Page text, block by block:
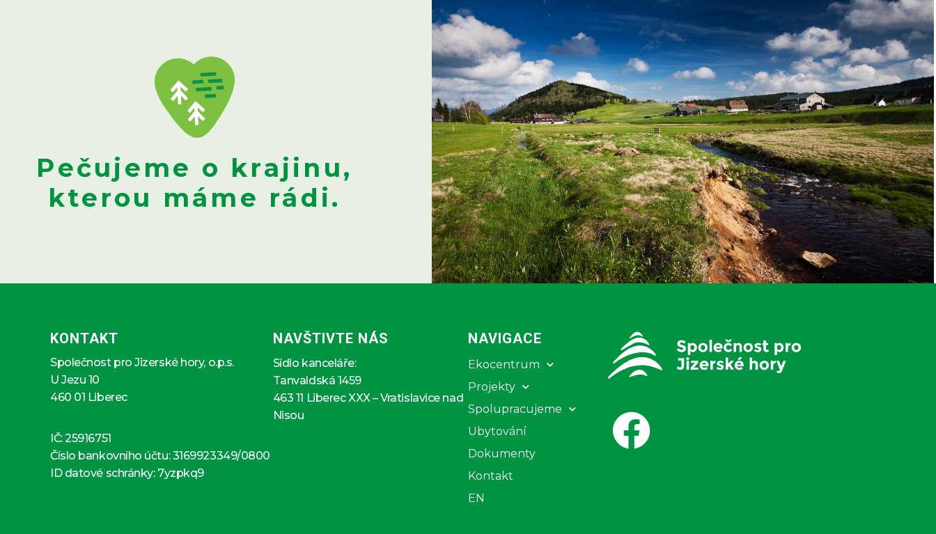
Pečujeme o krajinu,
kterou máme rádi.
KONTAKT
Společnost pro Jizerské hory, o.p.s.
U Jezu 10
460 01 Liberec
IČ: 25916751
Číslo bankovního účtu: 3169923349/0800
ID datové schránky: 7yzpkq9
NAVŠTIVTE NÁS
Sídlo kanceláře:
Tanvaldská 1459
463 11 Liberec XXX – Vratislavice nad
Nisou
NAVIGACE
Ekocentrum
Projekty
Spolupracujeme
Ubytování
Dokumenty
Kontakt
EN